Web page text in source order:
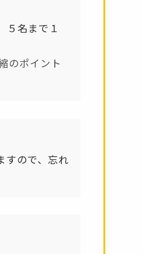
５名まで１
のポイント
すので、忘れ